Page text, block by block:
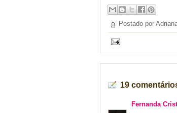
Postado por
19
Fernanda